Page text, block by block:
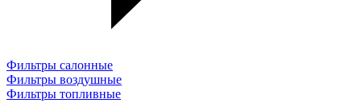
Фильтры салонные
Фильтры воздушные
Фильтры топливные